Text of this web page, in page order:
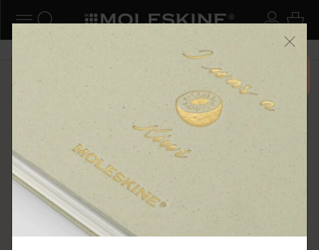
ナビゲーションの切替 ログ
検索 (キーワードなど) カ
6,500円以上のご購入で送料無料 メニ
ーを閉じる
ショップ
カイエ ＆ ジャーナル
カイエ ジャーナル